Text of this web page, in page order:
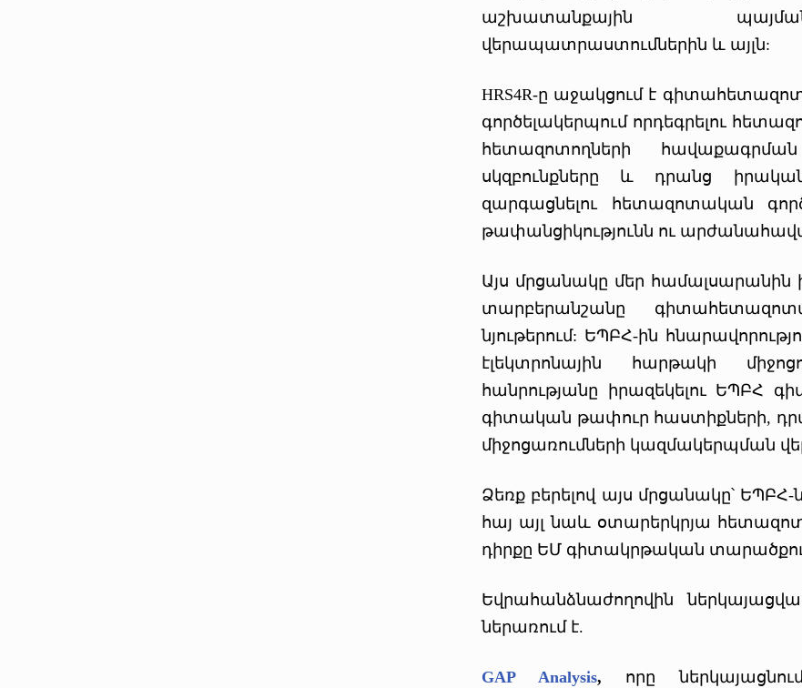
աշխատանքային
վերապատրաստումներին և այլն:
HRS4R-ը աջակցում է
գործելակերպում որդեգրելու
հետազոտողների
սկզբունքները և դրանց
զարգացնելու հետազոտական
թափանցիկությունն ու
Այս մրցանակը մեր համալսարանին
տարբերանշանը
նյութերում: ԵՊԲՀ-ին
էլեկտրոնային հարթակի
հանրությանը իրազեկելու ԵՊԲՀ
գիտական թափուր հաստիքների,
միջոցառումների կազմակերպման
Ձեռք բերելով այս մրցանակը՝
հայ այլ նաև օտարերկրյա
դիրքը ԵՄ գիտակրթական
Եվրահանձնաժողովին
ներառում է.
GAP Analysis, որը